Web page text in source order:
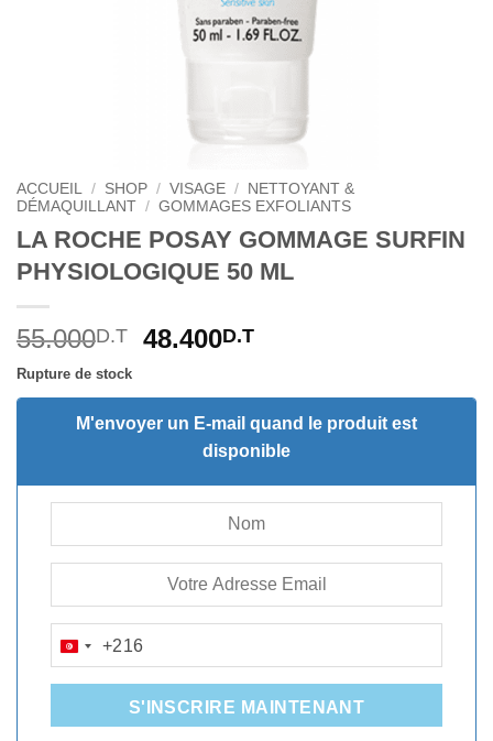
ACCUEIL / SHOP / VISAGE /
NETTOYANT &
DÉMAQUILLANT / GOMMAGES EXFOLIANTS
LA ROCHE POSAY GOMMAGE SURFIN
PHYSIOLOGIQUE 50 ML
55.000D.T
Le
initial
était :
55.000D.T.
48.400D.TLe
actuel
est :
48.400D.T.
Rupture de stock
M'envoyer un E-mail quand le produit est
disponible
TUNISIA
+216
+216
S'INSCRIRE MAINTENANT